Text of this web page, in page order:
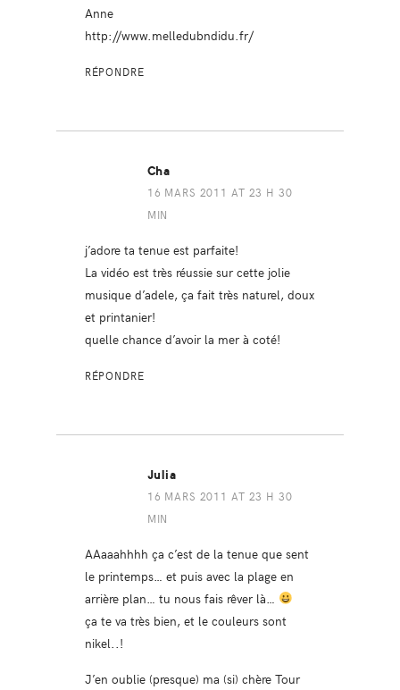
Anne
http://www.melledubndidu.fr/
RÉPONDRE
Cha
16 MARS 2011 AT 23 H 30
MIN
j’adore ta tenue est parfaite!
La vidéo est très réussie sur cette jolie
musique d’adele, ça fait très naturel, doux
et printanier!
quelle chance d’avoir la mer à coté!
RÉPONDRE
Julia
16 MARS 2011 AT 23 H 30
MIN
AAaaahhhh ça c’est de la tenue que sent
le printemps… et puis avec la plage en
arrière plan… tu nous fais rêver là…
ça te va très bien, et le couleurs sont
nikel..!
J’en oublie (presque) ma (si) chère Tour